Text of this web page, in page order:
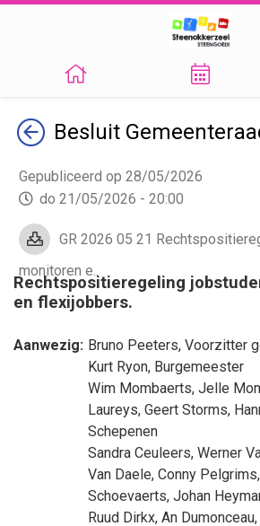
TerugBesluit
Gepubliceerd op 28/05/2026
do 21/05/2026 - 20:00
GR 2026 05 21
monitoren e..
Rechtspositieregeling
en flexijobbers.
Aanwezig: Bruno Peeters, Voorzitter
Kurt Ryon, Burgemeester
Wim Mombaerts, Jelle
Laureys, Geert Storms,
Schepenen
Sandra Ceuleers, Werner
Van Daele, Conny Pelgrims,
Schoevaerts, Johan
Ruud Dirkx, An Dumonceau,